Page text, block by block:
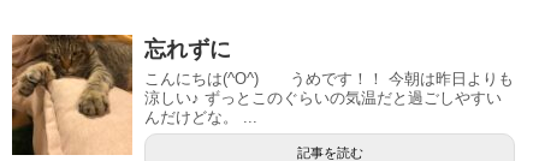
忘れずに
こんにちは(^O^) うめです！！ 今朝は昨日よりも
涼しい♪ ずっとこのぐらいの気温だと過ごしやすい
んだけどな。 ...
記事を読む